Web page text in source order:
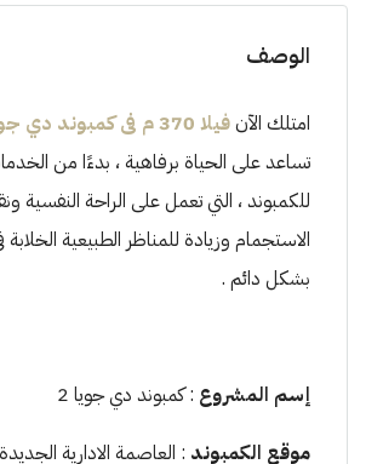
الوصف
امتلك الآنفيلا 370 م فى كمبوند دي جويا 2 العاصمة الادارية
تساعد على الحياة برفاهية ، بدءًا من
للكمبوند ، التي تعمل على الراحة
الاستجمام وزيادة للمناظر الطبيعية
بشكل دائم .
إسم المشروع : كمبوند دي جويا 2
موقع الكمبوند : العاصمة الادارية الجديدة